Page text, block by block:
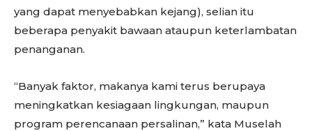
yang dapat menyebabkan kejang), selian itu
beberapa penyakit bawaan ataupun keterlambatan
penanganan.
“Banyak faktor, makanya kami terus berupaya
meningkatkan kesiagaan lingkungan, maupun
program perencanaan persalinan,” kata Muselah